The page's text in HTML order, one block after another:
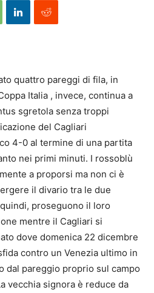
quattro pareggi di fila, in
Italia , invece, continua a
sgretola senza troppi
del Cagliari
4-0 al termine di una partita
nei primi minuti. I rossoblù
a proporsi ma non ci è
il divario tra le due
proseguono il loro
mentre il Cagliari si
dove domenica 22 dicembre
contro un Venezia ultimo in
dal pareggio proprio sul campo
vecchia signora è reduce da